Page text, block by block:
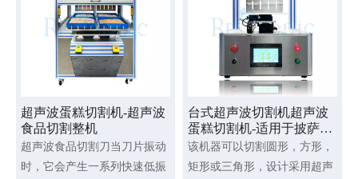
美观，切割浪费少，清洁安
全，利润高。
观，切割浪费少，清洁安全，
利润高
超声波蛋糕切割机-超声波
食品切割整机
超声波食品切割刀当刀片振动
时，它会产生一系列快速低振
台式超声波切割机超声波
蛋糕切割机-适用于披萨和
面团切割
该机器可以切割圆形，方形，
矩形或三角形，设计采用超声